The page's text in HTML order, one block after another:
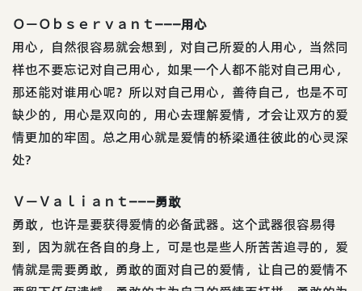
Ｏ－Ｏｂｓｅｒｖａｎｔ———用心
用心，自然很容易就会想到，对自己所爱的人用心，当然同
样也不要忘记对自己用心，如果一个人都不能对自己用心，
那还能对谁用心呢？所以对自己用心，善待自己，也是不可
缺少的，用心是双向的，用心去理解爱情，才会让双方的爱
情更加的牢固。总之用心就是爱情的桥梁通往彼此的心灵深
处?
Ｖ－Ｖａｌｉａｎｔ———勇敢
勇敢，也许是要获得爱情的必备武器。这个武器很容易得
到，因为就在各自的身上，可是也是些人所苦苦追寻的，爱
情就是需要勇敢，勇敢的面对自己的爱情，让自己的爱情不